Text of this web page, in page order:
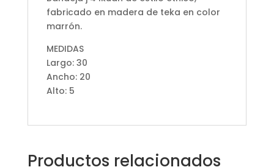
fabricado en madera de teka en color
marrón.
MEDIDAS
Largo: 30
Ancho: 20
Alto: 5
Productos relacionados